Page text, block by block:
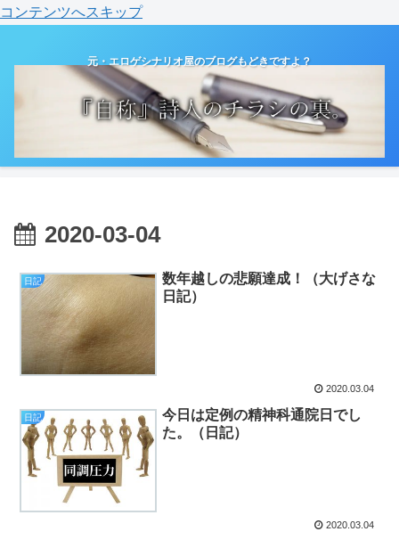
コンテンツへスキップ
元・エロゲシナリオ屋のブログもどきですよ？
2020-03-04
日記
数年越しの悲願達成！（大げさな
日記）
2020.03.04
日記
今日は定例の精神科通院日でし
た。（日記）
2020.03.04